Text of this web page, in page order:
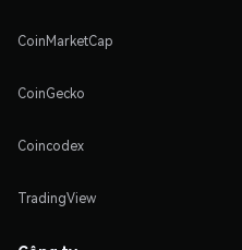
CoinMarketCap
CoinGecko
Coincodex
TradingView